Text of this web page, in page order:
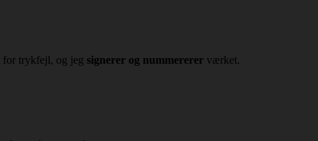
for trykfejl, og jeg signerer og nummererer værket.